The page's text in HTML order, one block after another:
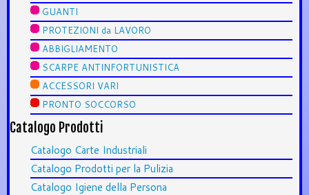
GUANTI
PROTEZIONI da LAVORO
ABBIGLIAMENTO
SCARPE ANTINFORTUNISTICA
ACCESSORI VARI
PRONTO SOCCORSO
Catalogo Prodotti
Catalogo Carte Industriali
Catalogo Prodotti per la Pulizia
Catalogo Igiene della Persona